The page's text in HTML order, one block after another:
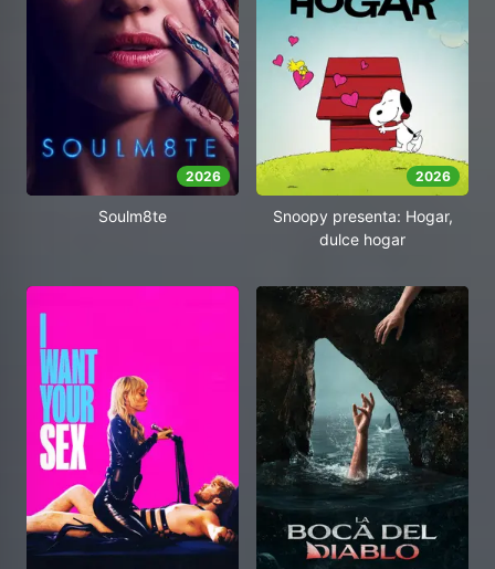
2026
Soulm8te
2026
Snoopy presenta: Hogar,
dulce hogar